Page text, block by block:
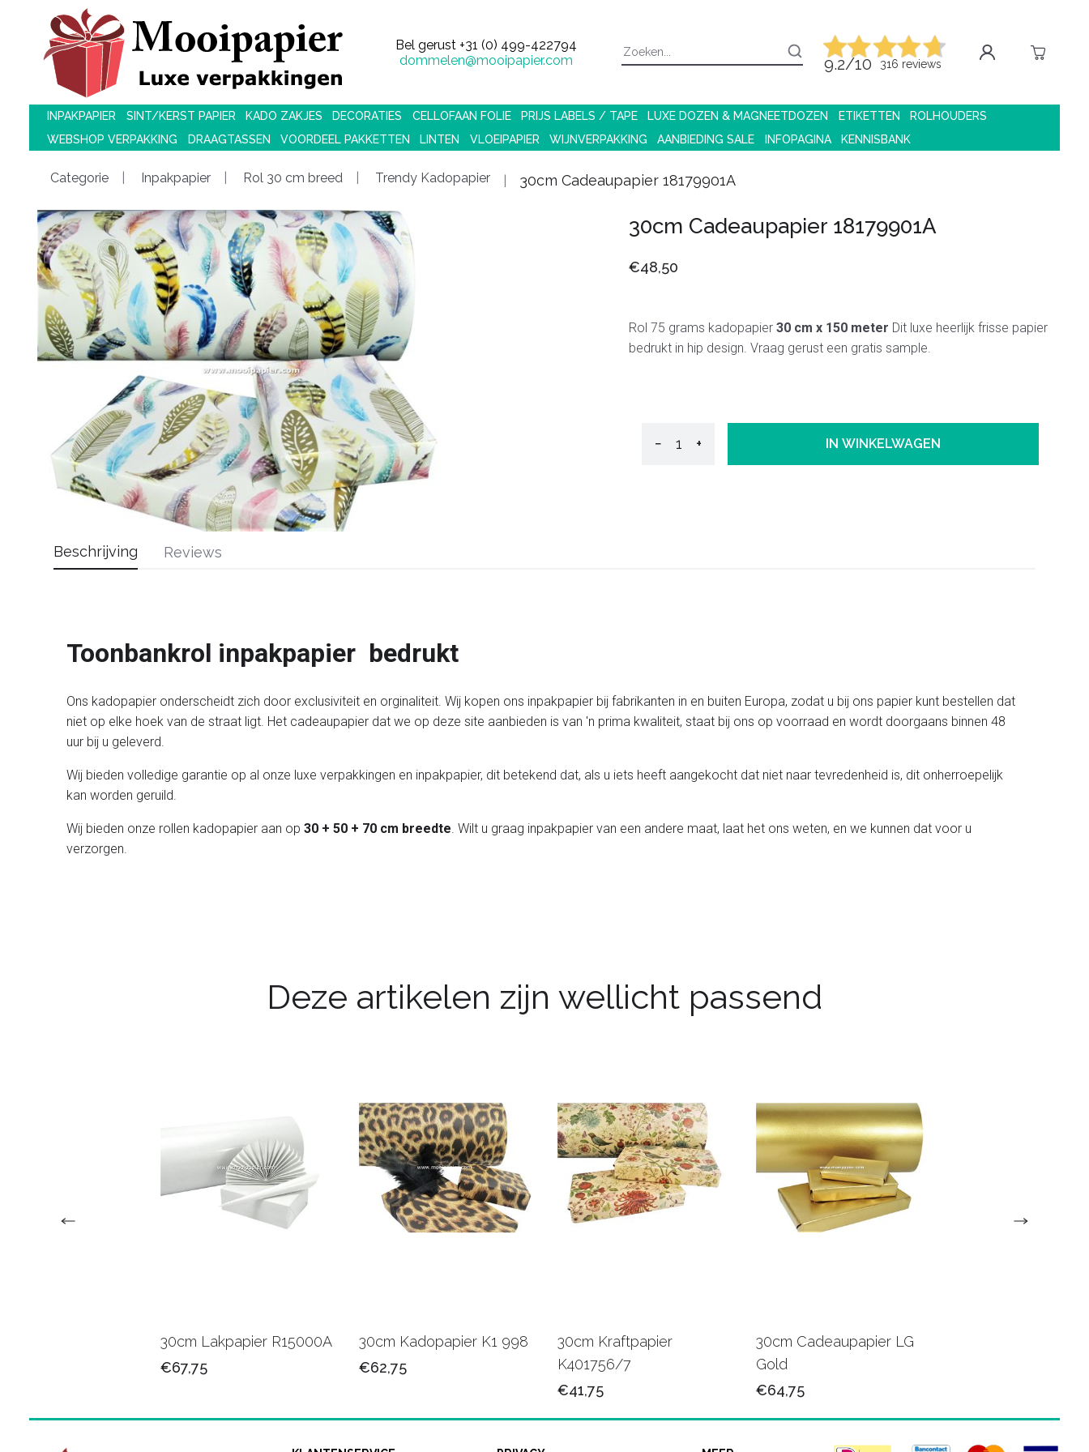
Bel gerust +31 (0) 499-422794
dommelen@mooipapier.com
9.2/10 316 reviews
INPAKPAPIER SINT/KERST PAPIER KADO ZAKJES DECORATIES CELLOFAAN FOLIE PRIJS LABELS / TAPE LUXE DOZEN & MAGNEETDOZEN ETIKETTEN
ROLHOUDERS
WEBSHOP VERPAKKING
DRAAGTASSEN VOORDEEL PAKKETTEN LINTEN VLOEIPAPIER WIJNVERPAKKING AANBIEDING SALE INFOPAGINA KENNISBANK
Categorie Inpakpapier Rol 30 cm breed Trendy Kadopapier 30cm Cadeaupapier 18179901A
30cm Cadeaupapier 18179901A
€48,50
Rol 75 grams kadopapier 30 cm x 150 meter Dit luxe heerlijk frisse papier
bedrukt in hip design. Vraag gerust een gratis sample.
− + IN WINKELWAGEN
Beschrijving
Toonbankrol inpakpapier bedrukt
Ons kadopapier onderscheidt zich door exclusiviteit en orginaliteit. Wij kopen ons inpakpapier bij fabrikanten in en buiten Europa, zodat u bij ons papier kunt bestellen dat
niet op elke hoek van de straat ligt. Het cadeaupapier dat we op deze site aanbieden is van 'n prima kwaliteit, staat bij ons op voorraad en wordt doorgaans binnen 48
uur bij u geleverd.
Wij bieden volledige garantie op al onze luxe verpakkingen en inpakpapier, dit betekend dat, als u iets heeft aangekocht dat niet naar tevredenheid is, dit onherroepelijk
kan worden geruild.
Wij bieden onze rollen kadopapier aan op 30 + 50 + 70 cm breedte. Wilt u graag inpakpapier van een andere maat, laat het ons weten, en we kunnen dat voor u
verzorgen.
Reviews
Deze artikelen zijn wellicht passend
30cm Lakpapier R15000A
€67,75
30cm Kadopapier K1 998
€62,75
30cm Kraftpapier
K401756/7
€41,75
30cm Cadeaupapier LG
Gold
€64,75